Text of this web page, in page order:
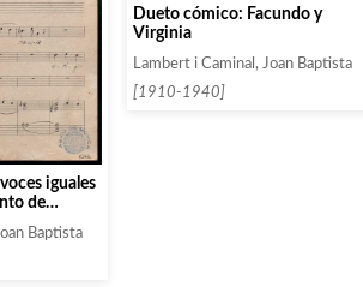
iguales
de
Baptista
Dueto cómico: Facundo y
Virginia
Lambert i Caminal, Joan Baptista
[1910-1940]